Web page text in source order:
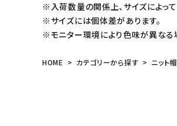
※入荷数量の関係上、サイズによっ
※サイズには個体差があります。
※モニター環境により色味が異なる
HOME カテゴリーから探す ニット